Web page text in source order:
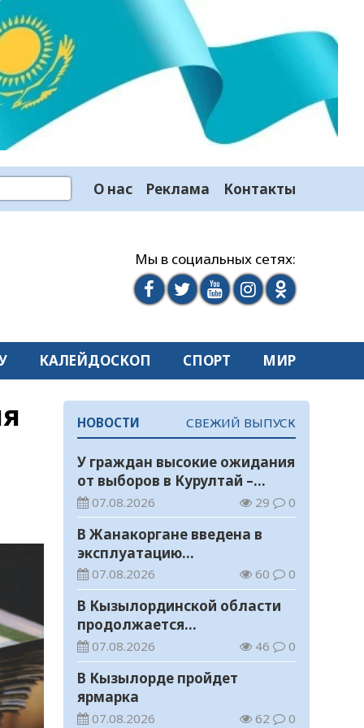
О нас Реклама Контакты
Мы в социальных сетях:
КАЛЕЙДОСКОП СПОРТ МИР
НОВОСТИ СВЕЖИЙ ВЫПУСК
У граждан высокие ожидания
от выборов в Курултай –
опрос общественного мнения
07.08.2026 29 0
В Жанакоргане введена в
эксплуатацию
водораспределительная
станция
07.08.2026 60 0
В Кызылординской области
продолжается
экологическая акция «Таза
Қазақстан»
07.08.2026 46 0
В Кызылорде пройдет
ярмарка
07.08.2026 62 0